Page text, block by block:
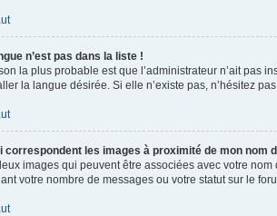
n’est pas dans la liste !
la plus probable est que l’administrateur n’ait pas
la langue désirée. Si elle n’existe pas, n’hésitez
correspondent les images à proximité de mon nom
images qui peuvent être associées avec votre
votre nombre de messages ou votre statut sur le